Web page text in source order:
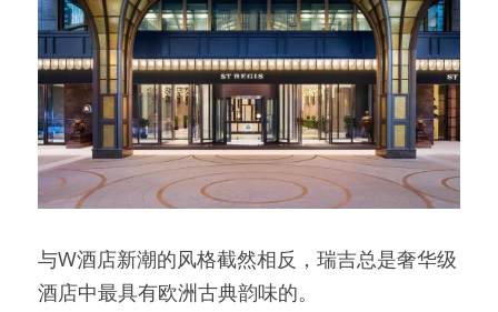
与W酒店新潮的风格截然相反，瑞吉总是奢华级
酒店中最具有欧洲古典韵味的。